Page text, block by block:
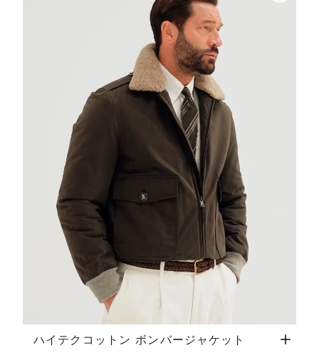
ハイテクコットン ボンバージャケット ダークグレー
ハイテクコットン ボンバージャケット